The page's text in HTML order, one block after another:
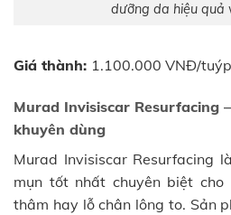
dưỡng da hiệu quả
Giá thành: 1.100.000 VNĐ/
Murad Invisiscar Resurfacing
khuyên dùng
Murad Invisiscar Resurfacing
mụn tốt nhất chuyên biệt
thâm hay lỗ chân lông to. Sản